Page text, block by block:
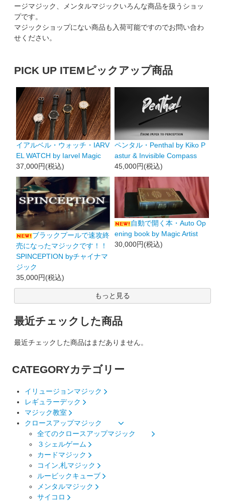
ージマジック、メンタルマジックいろんな商品を扱うショッ
プです。
マジックショップにない商品も入荷可能ですのでお問い合わ
せください。
PICK UP ITEM ピックアップ商品
イアルベル・ウォッチ・IARV
EL WATCH by Iarvel Magic
37,000円(税込)
ペンタル・Penthal by Kiko P
astur & Invisible Compass
45,000円(税込)
ブラックプールで速攻終
売になったマジックです！！
SPINCEPTION byチャイナマ
ジック
35,000円(税込)
自動で開く本・Auto Op
ening book by Magic Artist
30,000円(税込)
もっと見る
最近チェックした商品
最近チェックした商品はまだありません。
CATEGORYカテゴリー
イリュージョンマジック
レギュラーデック
マジック教室
クロースアップマジック
全てのクロースアップマジック
３シェルゲーム
カードマジック
コイン,札マジック
ルービックキューブ
メンタルマジック
サイコロ